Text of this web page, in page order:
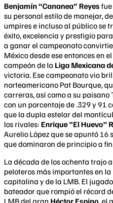
Benjamín “Cananea” Reyes
su personal estilo de manejar,
umpires e incluso al público se
éxito, excelencia y prestigio
a ganar el campeonato
México desde ese entonces en
campeón de la Liga Mexicana
victoria. Ese campeonato vio
norteamericano Pat Bourque,
carreras, así como a su paisano
con un porcentaje de .329 y 91
que la dupla estelar del
los rivales: Enrique ”El Huevo”
Aurelio López que se apuntó 16
que dominaron de principio a
La década de los ochenta trajo
peloteros más importantes en
capitalina y de la LMB. El
bateador que rompió el récord
LMB del gran Héctor Espino , el